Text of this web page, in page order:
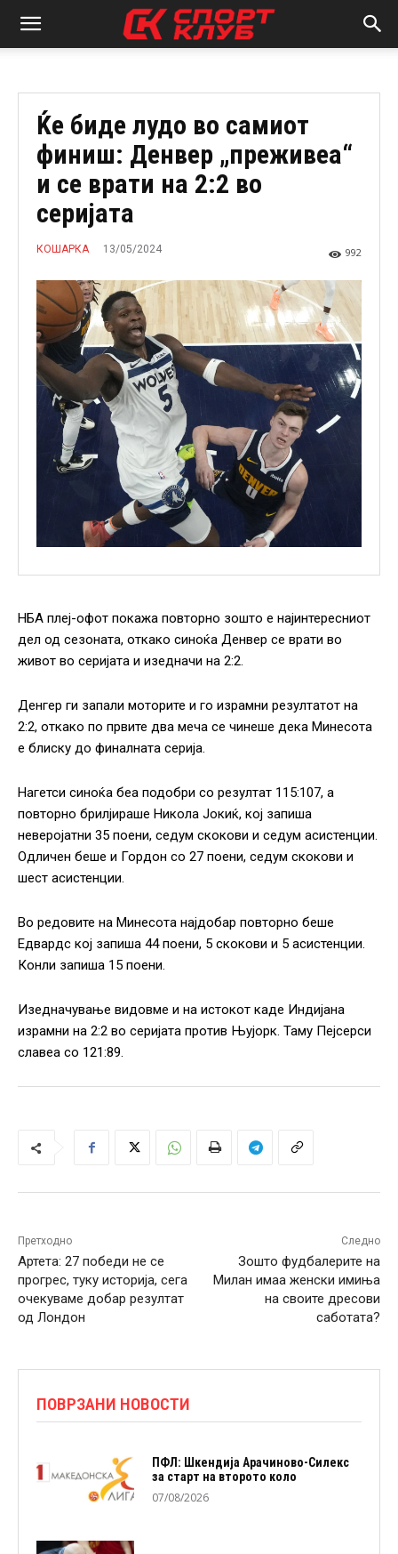
Ќе биде лудо во самиот
финиш: Денвер „преживеа“
и се врати на 2:2 во
серијата
КОШАРКА 13/05/2024 992
НБА плеј-офот покажа повторно зошто е најинтересниот
дел од сезоната, откако синоќа Денвер се врати во
живот во серијата и изедначи на 2:2.
Денгер ги запали моторите и го израмни резултатот на
2:2, откако по првите два меча се чинеше дека Минесота
е блиску до финалната серија.
Нагетси синоќа беа подобри со резултат 115:107, а
повторно брилјираше Никола Јокиќ, кој запиша
неверојатни 35 поени, седум скокови и седум асистенции.
Одличен беше и Гордон со 27 поени, седум скокови и
шест асистенции.
Во редовите на Минесота најдобар повторно беше
Едвардс кој запиша 44 поени, 5 скокови и 5 асистенции.
Конли запиша 15 поени.
Изедначување видовме и на истокот каде Индијана
израмни на 2:2 во серијата против Њујорк. Таму Пејсерси
славеа со 121:89.
Претходно
Артета: 27 победи не се
прогрес, туку историја, сега
очекуваме добар резултат
од Лондон
Следно
Зошто фудбалерите на
Милан имаа женски имиња
на своите дресови
саботата?
ПОВРЗАНИ НОВОСТИ
ПФЛ: Шкендија Арачиново-Силекс
за старт на второто коло
07/08/2026